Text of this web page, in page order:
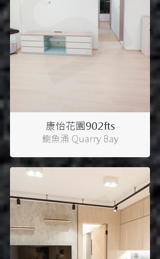
康怡花園902fts
鰂魚涌 Quarry Bay